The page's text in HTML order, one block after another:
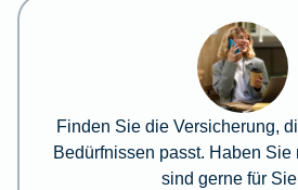
Finden Sie die Versicherung,
Bedürfnissen passt. Haben Sie
sind gerne für